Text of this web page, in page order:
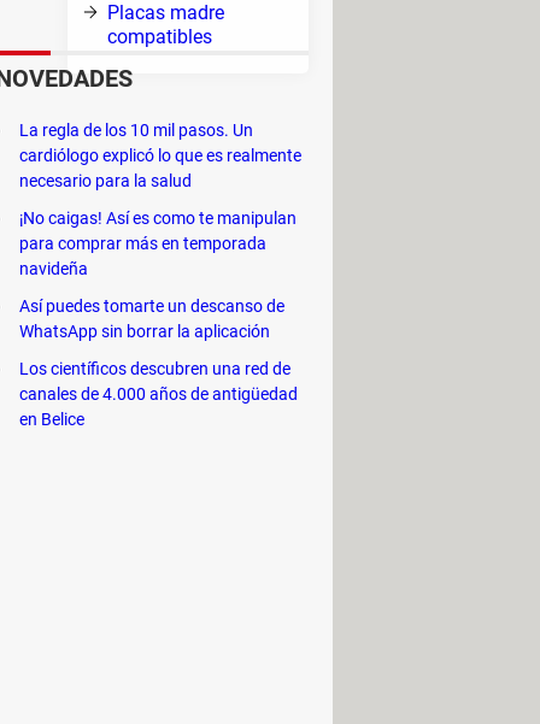
Placas madre
compatibles
y reinícialo de nuevo. GIGABYTE
o activando la BIOS
cuenta con un
orecuperación automática
BIOS Principal y de la BIOS
con respecto a la BIOS
cambios y sal de la BIOS.
presionar las teclas
La regla de los 10 mil pasos. Un
cardiólogo explicó lo que es realmente
necesario para la salud
¡No caigas! Así es como te manipulan
para comprar más en temporada
navideña
Así puedes tomarte un descanso de
WhatsApp sin borrar la aplicación
Los científicos descubren una red de
canales de 4.000 años de antigüedad
en Belice